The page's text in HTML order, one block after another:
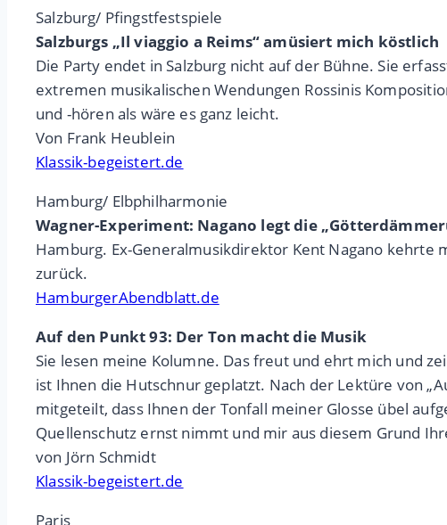
Salzburg/ Pfingstfestspiele
Salzburgs „Il viaggio a Reims“ amüsiert mich köstlich
Die Party endet in Salzburg nicht auf der Bühne. Sie
extremen musikalischen Wendungen Rossinis
und -hören als wäre es ganz leicht.
Von Frank Heublein
Klassik-begeistert.de
Hamburg/ Elbphilharmonie
Wagner-Experiment: Nagano legt die
Hamburg. Ex-Generalmusikdirektor Kent Nagano
zurück.
HamburgerAbendblatt.de
Auf den Punkt 93: Der Ton macht die Musik
Sie lesen meine Kolumne. Das freut und ehrt mich und
ist Ihnen die Hutschnur geplatzt. Nach der Lektüre von
mitgeteilt, dass Ihnen der Tonfall meiner Glosse übel
Quellenschutz ernst nimmt und mir aus diesem Grund
von Jörn Schmidt
Klassik-begeistert.de
Paris